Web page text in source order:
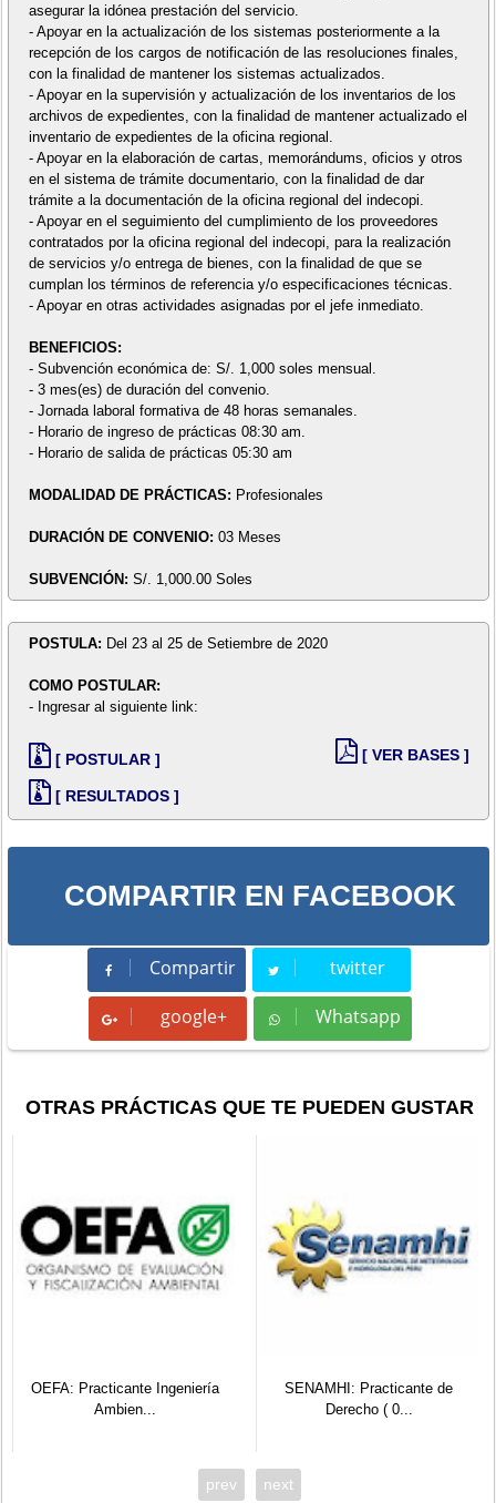
asegurar la idónea prestación del servicio.
- Apoyar en la actualización de los sistemas posteriormente a la
recepción de los cargos de notificación de las resoluciones finales,
con la finalidad de mantener los sistemas actualizados.
- Apoyar en la supervisión y actualización de los inventarios de los
archivos de expedientes, con la finalidad de mantener actualizado el
inventario de expedientes de la oficina regional.
- Apoyar en la elaboración de cartas, memorándums, oficios y otros
en el sistema de trámite documentario, con la finalidad de dar
trámite a la documentación de la oficina regional del indecopi.
- Apoyar en el seguimiento del cumplimiento de los proveedores
contratados por la oficina regional del indecopi, para la realización
de servicios y/o entrega de bienes, con la finalidad de que se
cumplan los términos de referencia y/o especificaciones técnicas.
- Apoyar en otras actividades asignadas por el jefe inmediato.
BENEFICIOS:
- Subvención económica de: S/. 1,000 soles mensual.
- 3 mes(es) de duración del convenio.
- Jornada laboral formativa de 48 horas semanales.
- Horario de ingreso de prácticas 08:30 am.
- Horario de salida de prácticas 05:30 am
MODALIDAD DE PRÁCTICAS: Profesionales
DURACIÓN DE CONVENIO: 03 Meses
SUBVENCIÓN: S/. 1,000.00 Soles
POSTULA: Del 23 al 25 de Setiembre de 2020
COMO POSTULAR:
- Ingresar al siguiente link:
[ POSTULAR ]
[ RESULTADOS ]
[ VER BASES ]
COMPARTIR EN FACEBOOK
Compartir
Compartir twitter
Tweet
google+ Whatsapp
Whatsapp
OTRAS PRÁCTICAS QUE TE PUEDEN GUSTAR
OEFA: Practicante Ingeniería
Ambien...
SENAMHI: Practicante de
Derecho ( 0...
prev next